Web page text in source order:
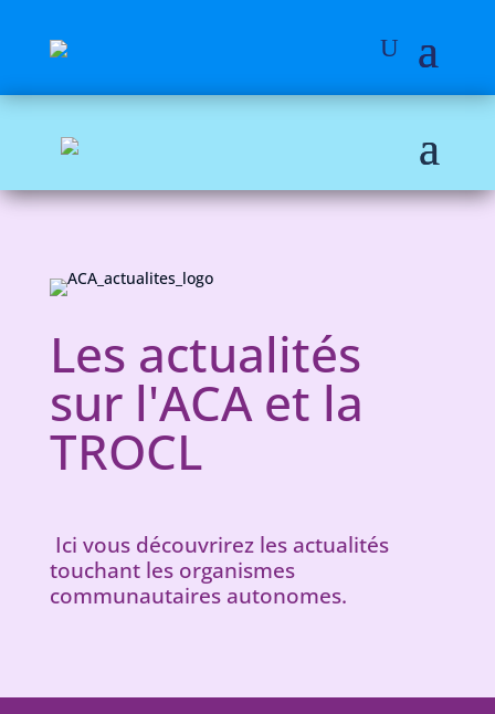
Les actualités
sur l'ACA et la
TROCL
Ici vous découvrirez les actualités
touchant les organismes
communautaires autonomes.